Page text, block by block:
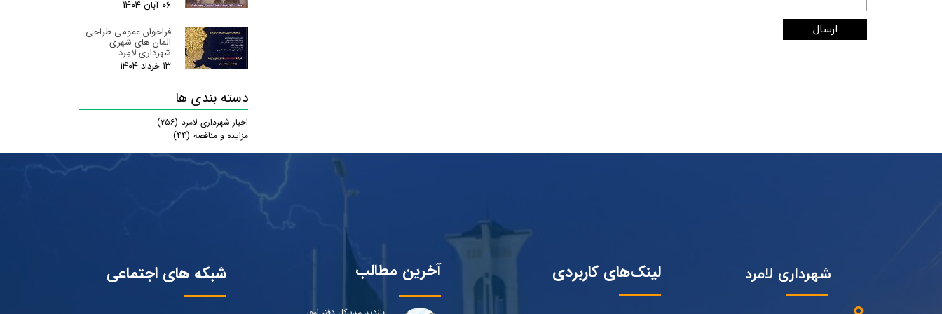
ارسال
۰۶ آبان ۰۴
فراخوان عمومی طراحی
المان های شهری
شهرداری لامِرد
۱۳ خرداد ۰۴
دسته بندی ها
اخبار شهرداری لامرد (۲۵۶)
مزایده و مناقصه (۴۴)
شهرداری لامرد لینک‌های کاربردی آخرین مطالب شبکه های اجتماعی